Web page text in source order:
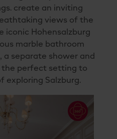
create an inviting
views of the
iconic Hohensalzburg
marble bathroom
separate shower and
the perfect setting to
exploring Salzburg.